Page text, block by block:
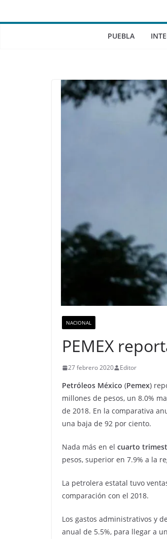
PUEBLA
NACIONAL
PEMEX
27 febrero 2020 Editor
Petróleos México (Pemex)
millones de pesos, un 8.0%
de 2018. En la comparativa
una baja de 92 por ciento.
Nada más en el cuarto
pesos, superior en 7.9% a la
La petrolera estatal tuvo
comparación con el 2018.
Los gastos administrativos y
anual de 5.5%, para llegar a